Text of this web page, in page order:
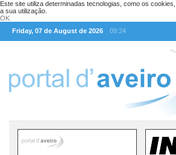
Este site utiliza determinadas tecnologias, como os
a sua utilização.
OK
Friday, 07 de August de 2026
09:24